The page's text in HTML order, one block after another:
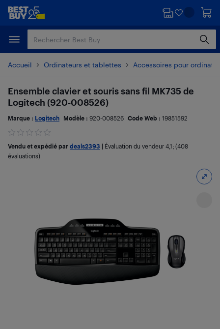
Passer
principal
Passer
Accueil Ordinateurs et tablettes Accessoires pour
Ensemble clavier et souris sans fil MK735 de
Logitech (920-008526)
Marque : Logitech Modèle : 920-008526 Code Web : 19851592
Vendu et expédié par deals2393 Évaluation du vendeur 4,1; (408
évaluations)